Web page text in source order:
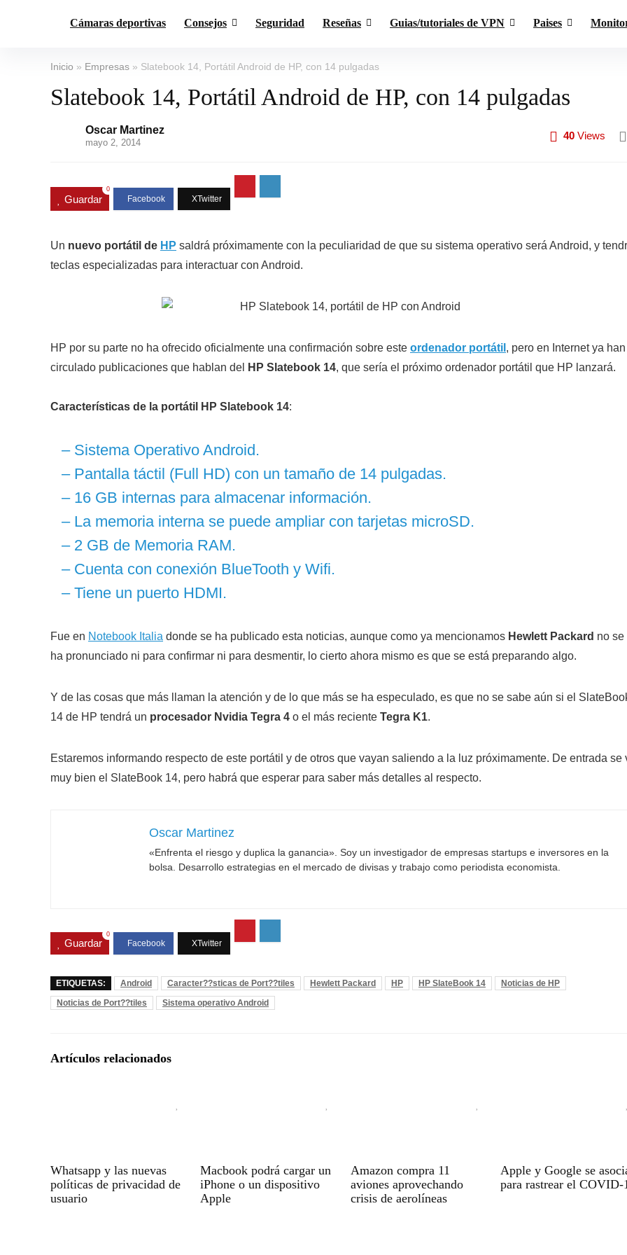
Cámaras deportivas Consejos Seguridad Reseñas Guias/tutoriales de VPN Paises
Inicio » Empresas » Slatebook 14, Portátil Android de HP, con 14 pulgadas
Slatebook 14, Portátil Android de HP, con 14 pulgadas
Oscar Martinez
mayo 2, 2014
40 Views
Guardar
0
Un nuevo portátil de HP saldrá próximamente con la peculiaridad de que su sistema operativo será Android, y
teclas especializadas para interactuar con Android.
HP por su parte no ha ofrecido oficialmente una confirmación sobre este ordenador portátil , pero en Internet ya han
circulado publicaciones que hablan del
HP Slatebook 14, que sería el próximo ordenador portátil que HP lanzará.
Características de la portátil HP Slatebook 14:
– Sistema Operativo Android.
– Pantalla táctil (Full HD) con un tamaño de 14 pulgadas.
– 16 GB internas para almacenar información.
– La memoria interna se puede ampliar con tarjetas microSD.
– 2 GB de Memoria RAM.
– Cuenta con conexión BlueTooth y Wifi.
– Tiene un puerto HDMI.
Fue en Notebook Italia donde se ha publicado esta noticias, aunque como ya mencionamos Hewlett Packard no se
ha pronunciado ni para confirmar ni para desmentir, lo cierto ahora mismo es que se está preparando algo.
Y de las cosas que más llaman la atención y de lo que más se ha especulado, es que no se sabe aún si el
14 de HP tendrá un procesador Nvidia Tegra 4 o el más reciente Tegra K1.
Estaremos informando respecto de este portátil y de otros que vayan saliendo a la luz próximamente. De entrada se
muy bien el SlateBook 14, pero habrá que esperar para saber más detalles al respecto.
Oscar Martinez
«Enfrenta el riesgo y duplica la ganancia». Soy un investigador de empresas startups e inversores en la
bolsa. Desarrollo estrategias en el mercado de divisas y trabajo como periodista economista.
Guardar
0
ETIQUETAS: Android Caracter??sticas de Port??tiles Hewlett Packard HP HP SlateBook 14
Noticias de HP
Noticias de Port??tiles
Sistema operativo Android
Artículos relacionados
Whatsapp y las nuevas
políticas de privacidad de
usuario
Macbook podrá cargar un
iPhone o un dispositivo
Apple
Amazon compra 11
aviones aprovechando
crisis de aerolíneas
Apple y Google se
para rastrear el COVID-